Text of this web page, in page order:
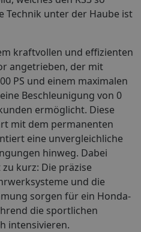
Technik unter der Haube ist
kraftvollen und effizienten
angetrieben, der mit
PS und einem maximalen
Beschleunigung von 0
ermöglicht. Diese
mit dem permanenten
eine unvergleichliche
hinweg. Dabei
kurz: Die präzise
und die
sorgen für ein Honda-
die sportlichen
intensivieren.